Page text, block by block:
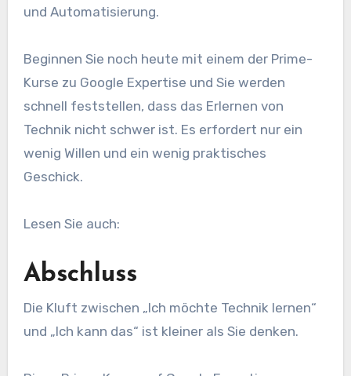
und Automatisierung.
Beginnen Sie noch heute mit einem der Prime-
Kurse zu Google Expertise und Sie werden
schnell feststellen, dass das Erlernen von
Technik nicht schwer ist. Es erfordert nur ein
wenig Willen und ein wenig praktisches
Geschick.
Lesen Sie auch:
Abschluss
Die Kluft zwischen „Ich möchte Technik lernen“
und „Ich kann das“ ist kleiner als Sie denken.